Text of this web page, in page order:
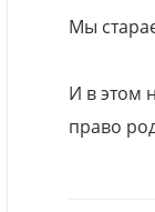
Мы
И в этом
право